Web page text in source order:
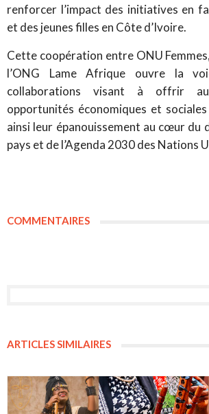
renforcer l’impact des initiatives en
et des jeunes filles en Côte d’Ivoire.
Cette coopération entre ONU
l’ONG Lame Afrique ouvre la
collaborations visant à offrir
opportunités économiques et
ainsi leur épanouissement au cœur du
pays et de l’Agenda 2030 des Nations
COMMENTAIRES
ARTICLES SIMILAIRES